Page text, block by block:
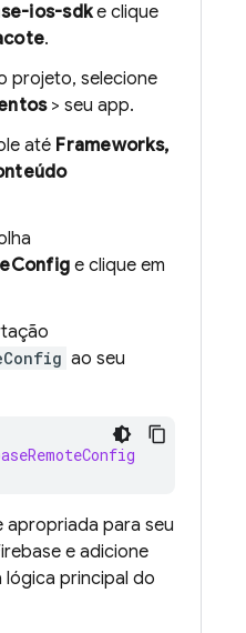
ios-sdke clique
.
projeto, selecione
> seu app.
até Frameworks,
e clique em
ao seu
apropriada para seu
e adicione
lógica principal do